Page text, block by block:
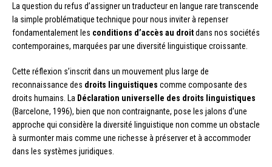
La question du refus d’assigner un traducteur en langue rare transcende
la simple problématique technique pour nous inviter à repenser
fondamentalement les conditions d’accès au droitdans nos sociétés
contemporaines, marquées par une diversité linguistique croissante.
Cette réflexion s’inscrit dans un mouvement plus large de
reconnaissance des droits linguistiques comme composante des
droits humains. La Déclaration universelle des droits linguistiques
(Barcelone, 1996), bien que non contraignante, pose les jalons d’une
approche qui considère la diversité linguistique non comme un obstacle
à surmonter mais comme une richesse à préserver et à accommoder
dans les systèmes juridiques.